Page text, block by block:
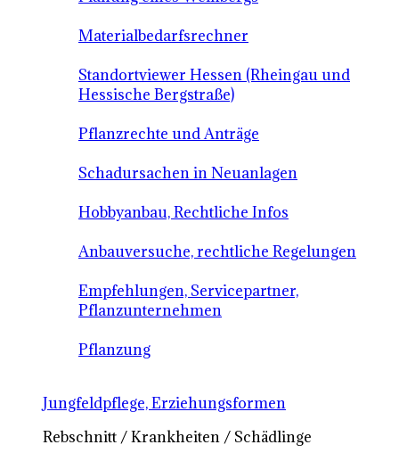
Materialbedarfsrechner
Standortviewer Hessen (Rheingau und
Hessische Bergstraße)
Pflanzrechte und Anträge
Schadursachen in Neuanlagen
Hobbyanbau, Rechtliche Infos
Anbauversuche, rechtliche Regelungen
Empfehlungen, Servicepartner,
Pflanzunternehmen
Pflanzung
Jungfeldpflege, Erziehungsformen
Rebschnitt / Krankheiten / Schädlinge